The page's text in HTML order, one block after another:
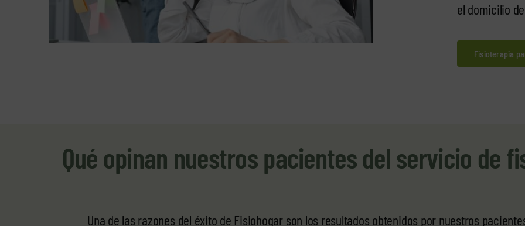
el domicilio
Fisioterapia
Qué opinan nuestros pacientes del servicio de
Una de las razones del éxito de Fisiohogar son los resultados obtenidos por nuestros